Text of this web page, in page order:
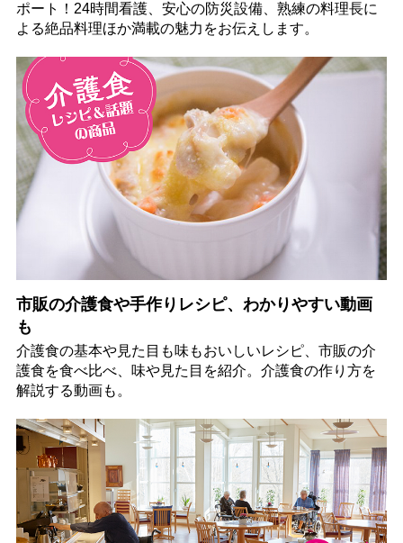
ポート！24時間看護、安心の防災設備、熟練の料理長に
よる絶品料理ほか満載の魅力をお伝えします。
市販の介護食や手作りレシピ、わかりやすい動画
も
介護食の基本や見た目も味もおいしいレシピ、市販の介
護食を食べ比べ、味や見た目を紹介。介護食の作り方を
解説する動画も。